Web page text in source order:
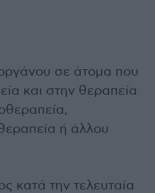
σε άτομα που
και στην θεραπεία
ή άλλου
κατά την τελευταία